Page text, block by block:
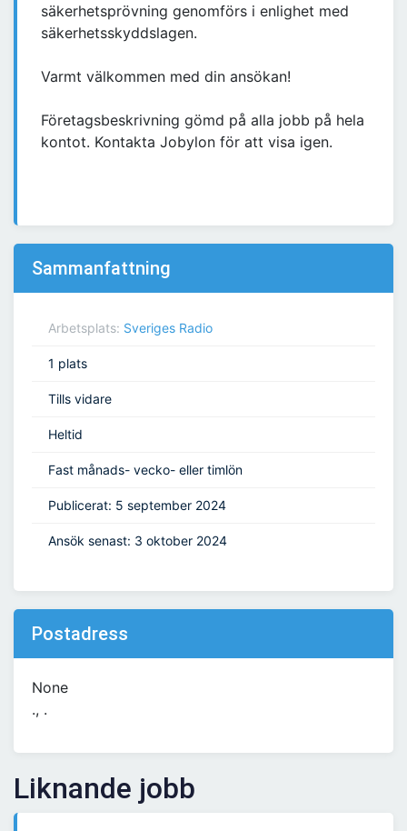
säkerhetsprövning genomförs i enlighet med
säkerhetsskyddslagen.
Varmt välkommen med din ansökan!
Företagsbeskrivning gömd på alla jobb på hela
kontot. Kontakta Jobylon för att visa igen.
Sammanfattning
Arbetsplats: Sveriges Radio
1 plats
Tills vidare
Heltid
Fast månads- vecko- eller timlön
Publicerat: 5 september 2024
Ansök senast: 3 oktober 2024
Postadress
None
., .
Liknande jobb